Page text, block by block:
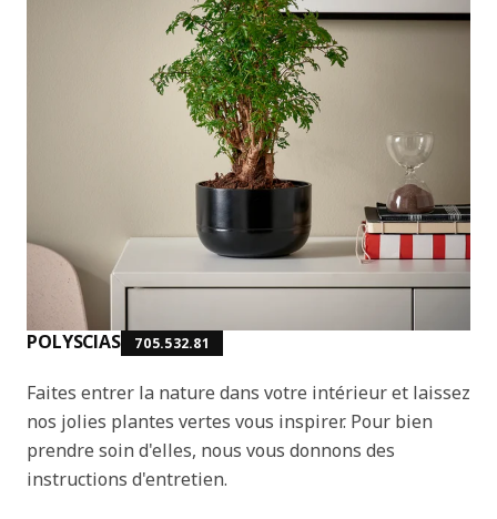
POLYSCIAS 705.532.81
Faites entrer la nature dans votre intérieur et laissez
nos jolies plantes vertes vous inspirer. Pour bien
prendre soin d'elles, nous vous donnons des
instructions d'entretien.